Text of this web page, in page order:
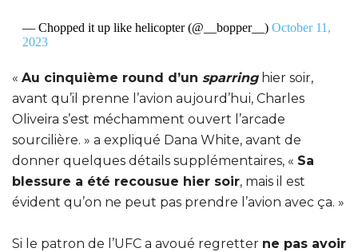
— Chopped it up like helicopter (@__bopper__) October 11,
2023
« Au cinquième round d’un sparringhier soir,
avant qu’il prenne l’avion aujourd’hui, Charles
Oliveira s’est méchamment ouvert l’arcade
sourcilière. » a expliqué Dana White, avant de
donner quelques détails supplémentaires, « Sa
blessure a été recousue hier soir, mais il est
évident qu’on ne peut pas prendre l’avion avec ça. »
Si le patron de l’UFC a avoué regretter ne pas avoir